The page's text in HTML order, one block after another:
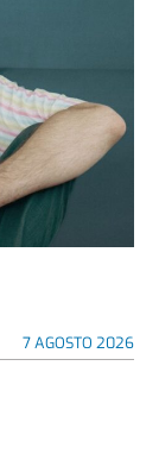
7 AGOSTO 2026